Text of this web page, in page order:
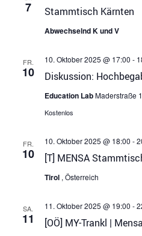
7 Stammtisch Kärnten
Abwechselnd K und V
FR.
10 Diskussion:
10. Oktober 2025 @ 17:00 -
Education LabMaderstraße
Kostenlos
FR.
10 [T] MENSA
10. Oktober 2025 @ 18:00 -
Tirol , Österreich
SA.
11 [OÖ] MY-Trankl |
11. Oktober 2025 @ 19:00 -